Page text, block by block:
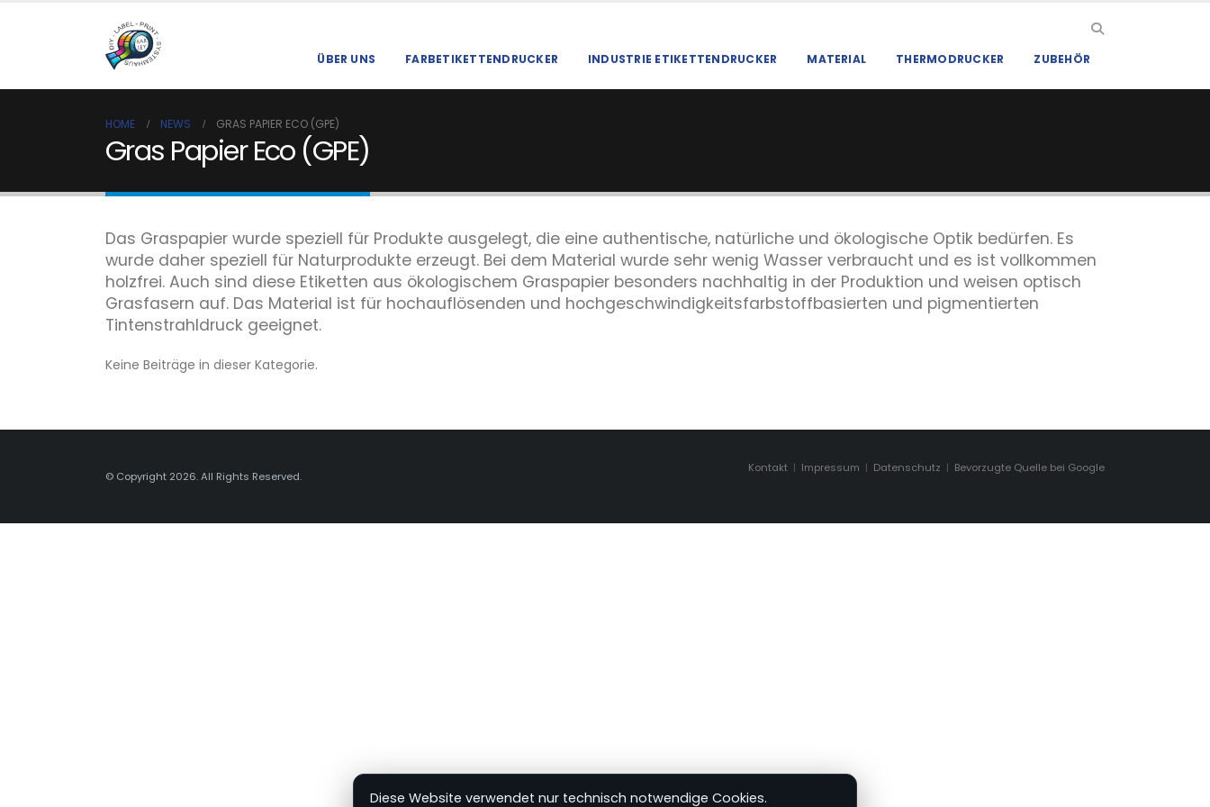
ÜBER UNS FARBETIKETTENDRUCKER INDUSTRIE ETIKETTENDRUCKER MATERIAL THERMODRUCKER ZUBEHÖR
HOME NEWS GRAS PAPIER ECO (GPE)
Gras Papier Eco (GPE)
Das Graspapier wurde speziell für Produkte ausgelegt, die eine authentische, natürliche und ökologische Optik bedürfen. Es
wurde daher speziell für Naturprodukte erzeugt. Bei dem Material wurde sehr wenig Wasser verbraucht und es ist vollkommen
holzfrei. Auch sind diese Etiketten aus ökologischem Graspapier besonders nachhaltig in der Produktion und weisen optisch
Grasfasern auf. Das Material ist für hochauflösenden und hochgeschwindigkeitsfarbstoffbasierten und pigmentierten
Tintenstrahldruck geeignet.
Keine Beiträge in dieser Kategorie.
© Copyright 2026. All Rights Reserved.
Kontakt | Impressum | Datenschutz | Bevorzugte Quelle bei Google
Diese Website verwendet nur technisch notwendige Cookies.